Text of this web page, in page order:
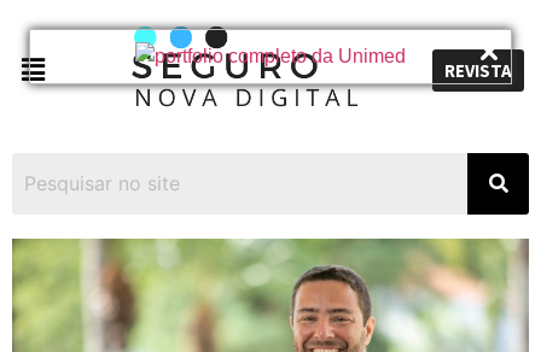
REVISTA